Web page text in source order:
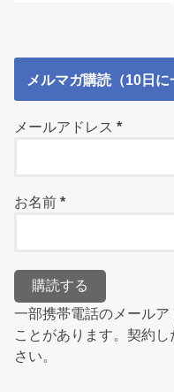
メルマガ購読（10日に
メールアドレス*
お名前*
一部携帯電話のメール
ことがあります。契約
さい。